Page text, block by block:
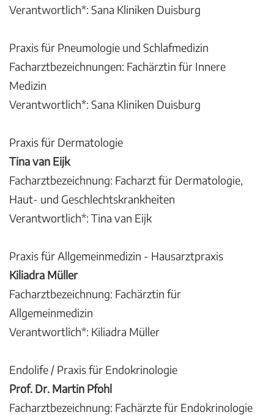
Verantwortlich*: Sana Kliniken Duisburg
Praxis für Pneumologie und Schlafmedizin
Facharztbezeichnungen: Fachärztin für Innere
Medizin
Verantwortlich*: Sana Kliniken Duisburg
Praxis für Dermatologie
Tina van Eijk
Facharztbezeichnung: Facharzt für Dermatologie,
Haut- und Geschlechtskrankheiten
Verantwortlich*: Tina van Eijk
Praxis für Allgemeinmedizin - Hausarztpraxis
Kiliadra Müller
Facharztbezeichnung: Fachärztin für
Allgemeinmedizin
Verantwortlich*: Kiliadra Müller
Endolife / Praxis für Endokrinologie
Prof. Dr. Martin Pfohl
Facharztbezeichnung: Fachärzte für Endokrinologie